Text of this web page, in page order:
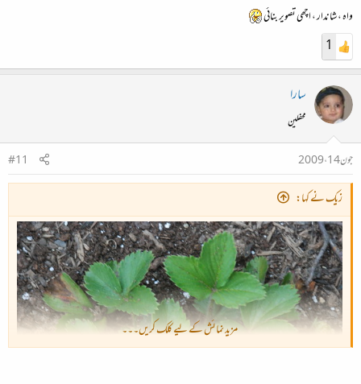
واہ ، شاندار ، اچھی تصویر بنائی
1
سارا
محفلین
جون 14، 2009
#11
زیک نے کہا:
مزید نمائش کے لیے کلک کریں۔۔۔